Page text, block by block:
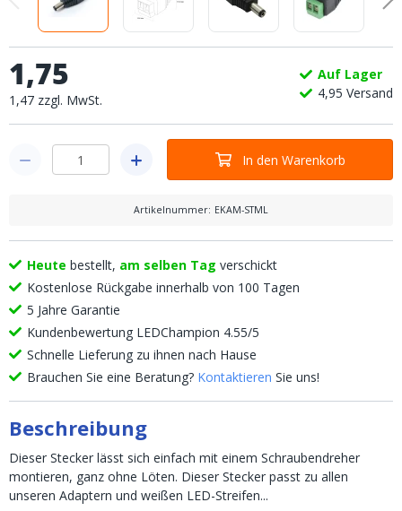
1,75
1 ,47 zzgl. MwSt.
Auf Lager
4,95 Versand
In den Warenkorb
Artikelnummer: EKAM-STML
Heute bestellt, am selben Tag verschickt
Kostenlose Rückgabe innerhalb von 100 Tagen
5 Jahre Garantie
Kundenbewertung LEDChampion 4.55/5
Schnelle Lieferung zu ihnen nach Hause
Brauchen Sie eine Beratung? Kontaktieren Sie uns!
Beschreibung
Dieser Stecker lässt sich einfach mit einem Schraubendreher
montieren, ganz ohne Löten. Dieser Stecker passt zu allen
unseren Adaptern und weißen LED-Streifen...